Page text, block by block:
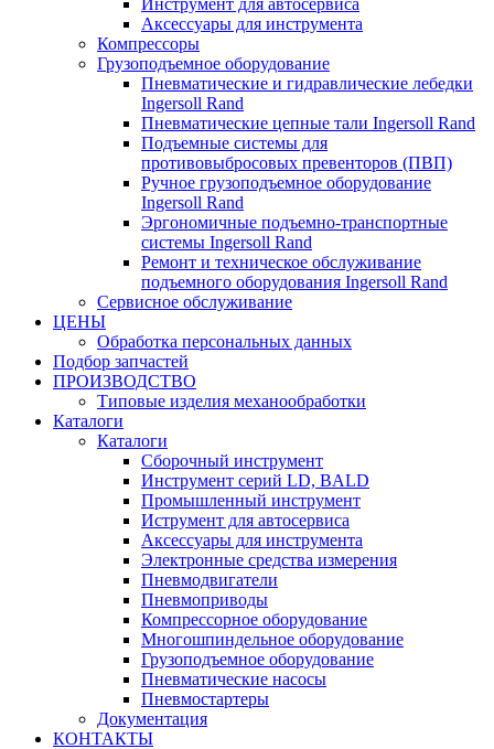
Инструмент для автосервиса
Аксессуары для инструмента
Компрессоры
Грузоподъемное оборудование
Пневматические и гидравлические лебедки
Ingersoll Rand
Пневматические цепные тали Ingersoll Rand
Подъемные системы для
противовыбросовых превенторов (ПВП)
Ручное грузоподъемное оборудование
Ingersoll Rand
Эргономичные подъемно-транспортные
системы Ingersoll Rand
Ремонт и техническое обслуживание
подъемного оборудования Ingersoll Rand
Сервисное обслуживание
ЦЕНЫ
Обработка персональных данных
Подбор запчастей
ПРОИЗВОДСТВО
Типовые изделия механообработки
Каталоги
Каталоги
Сборочный инструмент
Инструмент серий LD, BALD
Промышленный инструмент
Иструмент для автосервиса
Аксессуары для инструмента
Электронные средства измерения
Пневмодвигатели
Пневмоприводы
Компрессорное оборудование
Многошпиндельное оборудование
Грузоподъемное оборудование
Пневматические насосы
Пневмостартеры
Документация
КОНТАКТЫ